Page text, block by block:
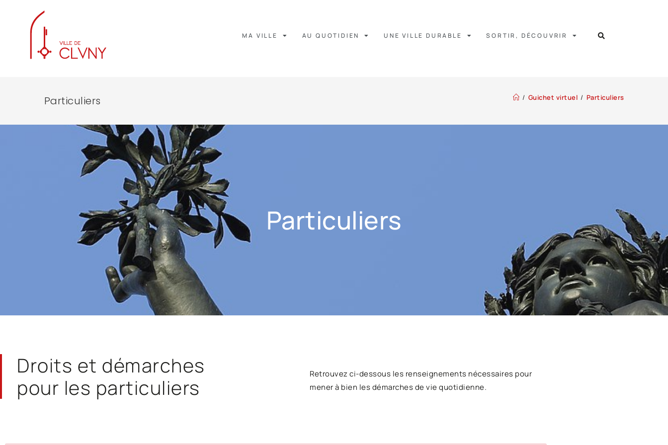
MA VILLE AU QUOTIDIEN UNE VILLE DURABLE SORTIR, DÉCOUVRIR
Particuliers / Guichet virtuel / Particuliers
Particuliers
Droits et démarches
pour les particuliers
Retrouvez ci-dessous les renseignements nécessaires pour
mener à bien les démarches de vie quotidienne.